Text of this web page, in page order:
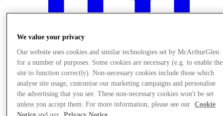
We value your privacy
Our website uses cookies and similar technologies set by McArthurGlen
for a number of purposes. Some cookies are necessary (e.g. to enable the
site to function correctly). Non-necessary cookies include those which
analyse site usage, customise our marketing campaigns and personalise
the advertising that you see. These non-necessary cookies won't be set
unless you accept them. For more information, please see our
Cookie